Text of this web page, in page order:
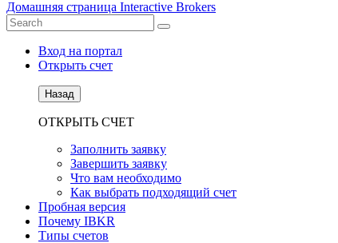
Домашняя страница Interactive Brokers
Вход на портал
Открыть счет
Назад
ОТКРЫТЬ СЧЕТ
Заполнить заявку
Завершить заявку
Что вам необходимо
Как выбрать подходящий счет
Пробная версия
Почему IBKR
Типы счетов